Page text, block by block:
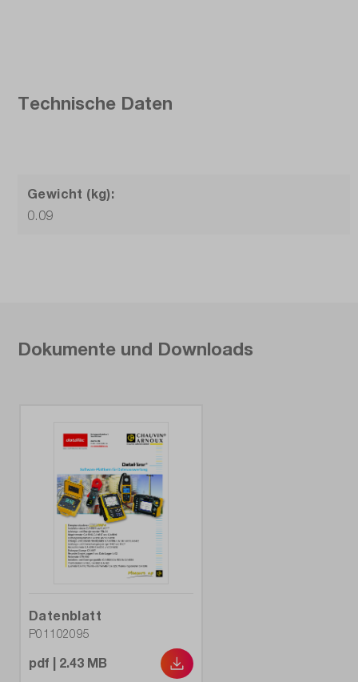
Technische Daten
Gewicht (kg):
0.09
Dokumente und Downloads
Datenblatt
P01102095
pdf | 2.43 MB